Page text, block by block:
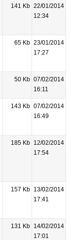
141 Kb 22/01/2014
12:34
65 Kb 23/01/2014
17:27
50 Kb 07/02/2014
16:11
143 Kb 07/02/2014
16:49
185 Kb 12/02/2014
17:54
157 Kb 13/02/2014
17:41
131 Kb 14/02/2014
17:01